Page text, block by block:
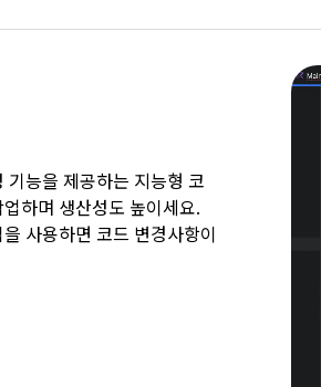
능을 제공하는 지능형 코
하며 생산성도 높이세요.
사용하면 코드 변경사항이